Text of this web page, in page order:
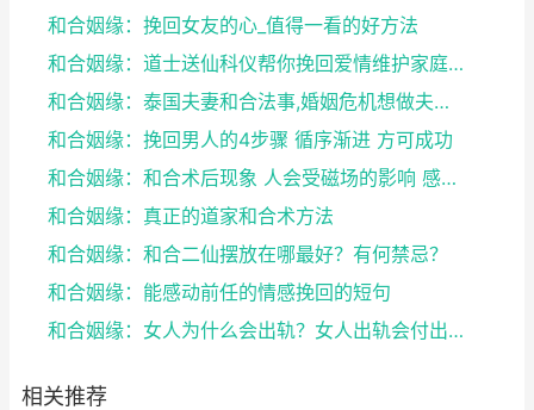
和合姻缘：挽回女友的心_值得一看的好方法
和合姻缘：道士送仙科仪帮你挽回爱情维护家庭完整
和合姻缘：泰国夫妻和合法事,婚姻危机想做夫妻和合法...
和合姻缘：挽回男人的4步骤 循序渐进 方可成功
和合姻缘：和合术后现象 人会受磁场的影响 感到头晕...
和合姻缘：真正的道家和合术方法
和合姻缘：和合二仙摆放在哪最好？有何禁忌？
和合姻缘：能感动前任的情感挽回的短句
和合姻缘：女人为什么会出轨？女人出轨会付出感情吗？
相关推荐